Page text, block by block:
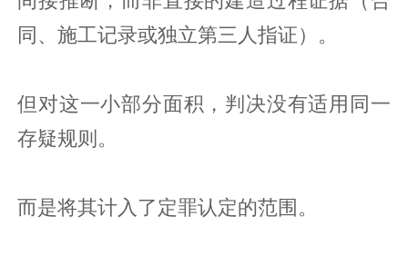
同、施工记录或独立第三人指证）。
但对这一小部分面积，判决没有适用同一
存疑规则。
而是将其计入了定罪认定的范围。